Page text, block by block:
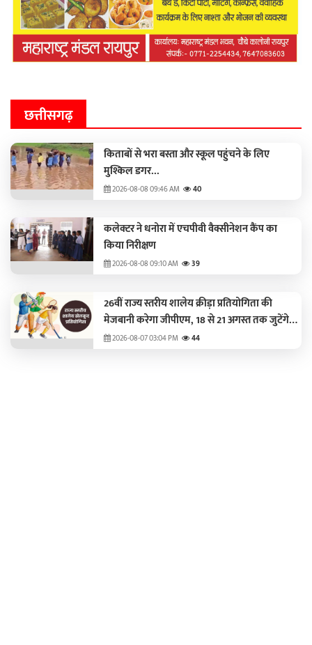
छत्तीसगढ़
किताबों से भरा बस्ता और स्कूल पहुंचने के लिए
मुश्किल डगर...
2026-08-08 09:46 AM 40
कलेक्टर ने धनोरा में एचपीवी वैक्सीनेशन कैंप का
किया निरीक्षण
2026-08-08 09:10 AM 39
26वीं राज्य स्तरीय शालेय क्रीड़ा प्रतियोगिता की
मेजबानी करेगा जीपीएम, 18 से 21 अगस्त तक जुटेंगे
प्रदेशभर के खिलाड़ी
2026-08-07 03:04 PM 44